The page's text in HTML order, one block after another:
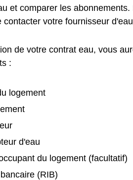
et comparer les
contacter votre fournisseur
de votre contrat eau, vous
:
logement
d'eau
du logement (facultatif)
(RIB)